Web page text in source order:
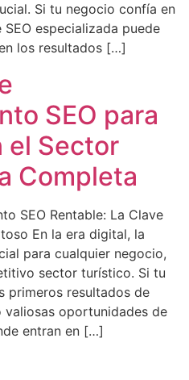
Si tu negocio confía en
especializada puede
los resultados […]
SEO para
el Sector
Completa
SEO Rentable: La Clave
En la era digital, la
para cualquier negocio,
sector turístico. Si tu
primeros resultados de
valiosas oportunidades de
entran en […]